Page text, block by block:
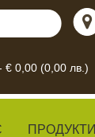
€ 0,00 (0,00 лв.)
ПРОДУКТИ